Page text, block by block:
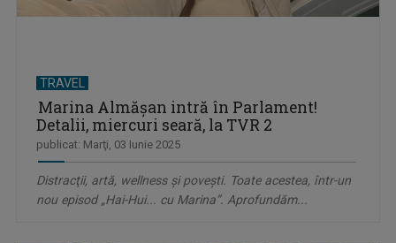
TRAVEL
Marina Almăşan intră în Parlament!
Detalii, miercuri seară, la TVR 2
publicat: Marţi, 03 Iunie 2025
Distracţii, artă, wellness şi poveşti. Toate acestea, într-un
nou episod „Hai-Hui... cu Marina”. Aprofundăm...